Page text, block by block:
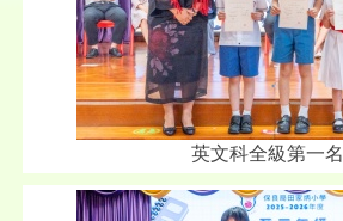
英文科全級第一名